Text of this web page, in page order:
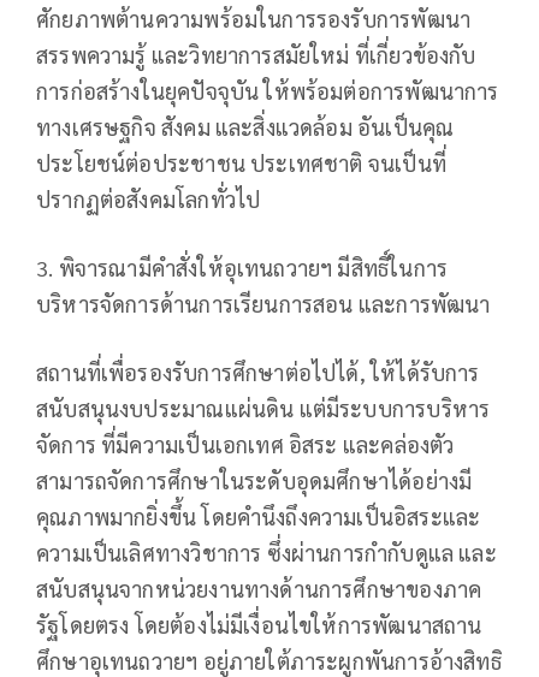
ศักยภาพต้านความพร้อมในการรองรับการพัฒนา
สรรพความรู้ และวิทยาการสมัยใหม่ ที่เกี่ยวข้องกับ
การก่อสร้างในยุคปัจจุบัน ให้พร้อมต่อการพัฒนาการ
ทางเศรษฐกิจ สังคม และสิ่งแวดล้อม อันเป็นคุณ
ประโยชน์ต่อประชาชน ประเทศชาติ จนเป็นที่
ปรากฏต่อสังคมโลกทั่วไป
3. พิจารณามีคำสั่งให้อุเทนถวายฯ มีสิทธิ์ในการ
บริหารจัดการด้านการเรียนการสอน และการพัฒนา
สถานที่เพื่อรองรับการศึกษาต่อไปได้, ให้ได้รับการ
สนับสนุนงบประมาณแผ่นดิน แต่มีระบบการบริหาร
จัดการ ที่มีความเป็นเอกเทศ อิสระ และคล่องตัว
สามารถจัดการศึกษาในระดับอุดมศึกษาได้อย่างมี
คุณภาพมากยิ่งขึ้น โดยคำนึงถึงความเป็นอิสระและ
ความเป็นเลิศทางวิชาการ ซึ่งผ่านการกำกับดูแล และ
สนับสนุนจากหน่วยงานทางด้านการศึกษาของภาค
รัฐโดยตรง โดยต้องไม่มีเงื่อนไขให้การพัฒนาสถาน
ศึกษาอุเทนถวายฯ อยู่ภายใต้ภาระผูกพันการอ้างสิทธิ